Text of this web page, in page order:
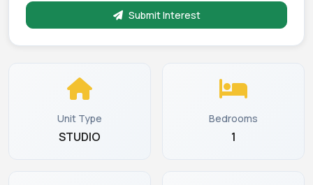
Submit Interest
Unit Type
STUDIO
Bedrooms
1